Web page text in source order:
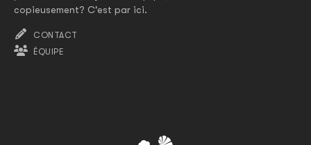
copieusement? C'est par ici.
CONTACT
ÉQUIPE